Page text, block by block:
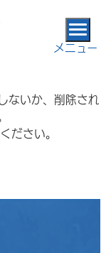
メニュー
ないか、削除され
ださい。